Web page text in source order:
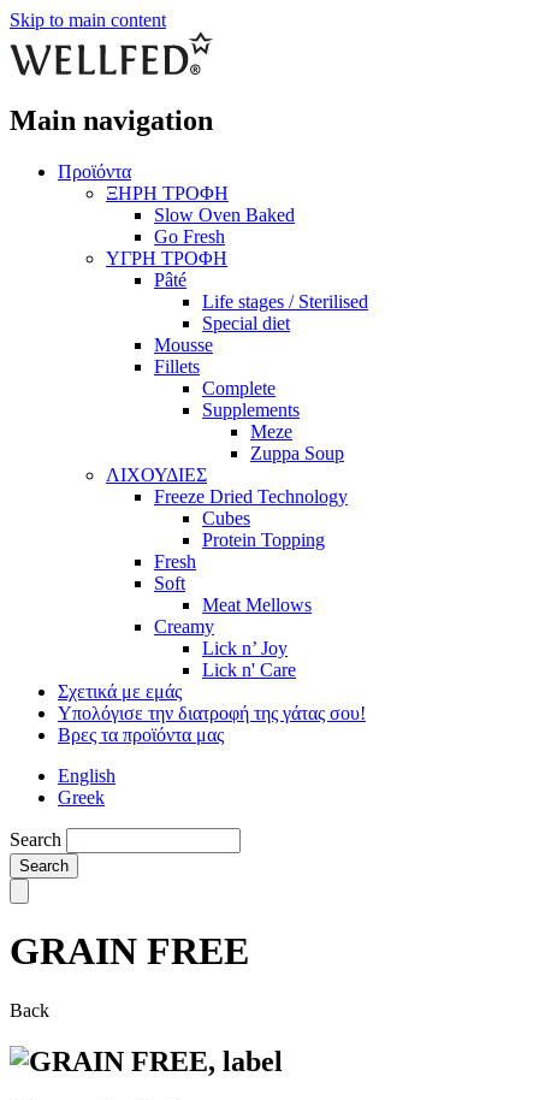
Skip to main content
Main navigation
Προϊόντα
ΞΗΡΗ ΤΡΟΦΗ
Slow Oven Baked
Go Fresh
ΥΓΡΗ ΤΡΟΦΗ
Pâté
Life stages / Sterilised
Special diet
Mousse
Fillets
Complete
Supplements
Meze
Zuppa Soup
ΛΙΧΟΥΔΙΕΣ
Freeze Dried Technology
Cubes
Protein Topping
Fresh
Soft
Meat Mellows
Creamy
Lick n’ Joy
Lick n' Care
Σχετικά με εμάς
Υπολόγισε την διατροφή της γάτας σου!
Βρες τα προϊόντα μας
English
Greek
Search
GRAIN FREE
Back